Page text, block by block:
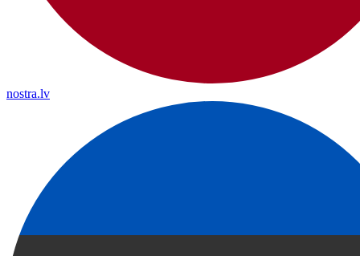
nostra.lv